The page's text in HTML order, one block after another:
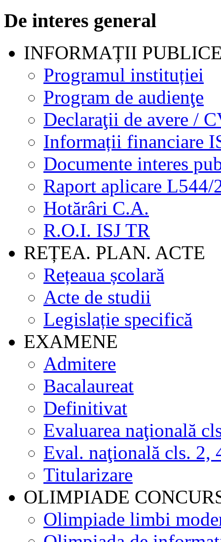
De interes general
INFORMAȚII
Programul instituției
Program de audienţe
Declaraţii de avere /
Informații financiare
Documente interes
Raport aplicare L544/
Hotărâri C.A.
R.O.I. ISJ TR
REȚEA. PLAN. ACTE
Rețeaua școlară
Acte de studii
Legislație specifică
EXAMENE
Admitere
Bacalaureat
Definitivat
Evaluarea naţională
Eval. naţională cls. 2,
Titularizare
OLIMPIADE
Olimpiade limbi